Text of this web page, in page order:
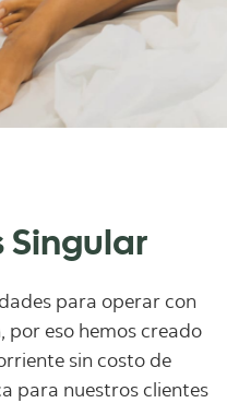
Singular
para operar con
por eso hemos creado
sin costo de
para nuestros clientes